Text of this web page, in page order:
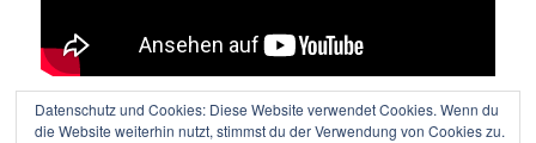
Vielen Dank an Lutz Wolters für den tollen Film!
Datenschutz und Cookies: Diese Website verwendet Cookies. Wenn du
die Website weiterhin nutzt, stimmst du der Verwendung von Cookies zu.